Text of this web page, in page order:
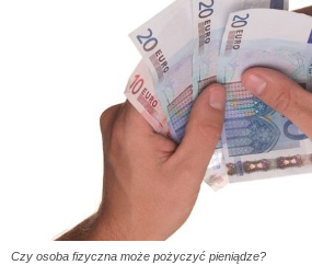
Czy osoba fizyczna może pożyczyć pieniądze?